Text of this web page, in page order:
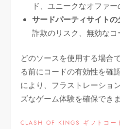
ド、ユニークなオファー
サードパーティサイト
詐欺のリスク、無効なコ
どのソースを使用する場合
る前にコードの有効性を確
により、フラストレーショ
ズなゲーム体験を確保できま
CLASH OF KINGS ギフトコー